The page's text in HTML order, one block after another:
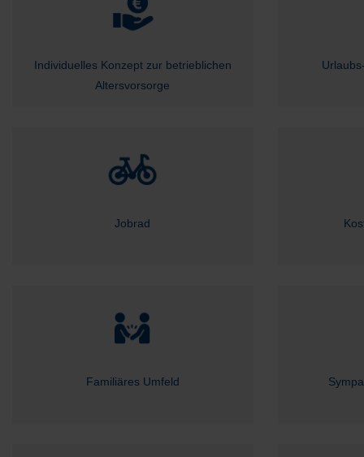
Individuelles Konzept zur betrieblichen
Altersvorsorge
Jobrad
Familiäres Umfeld